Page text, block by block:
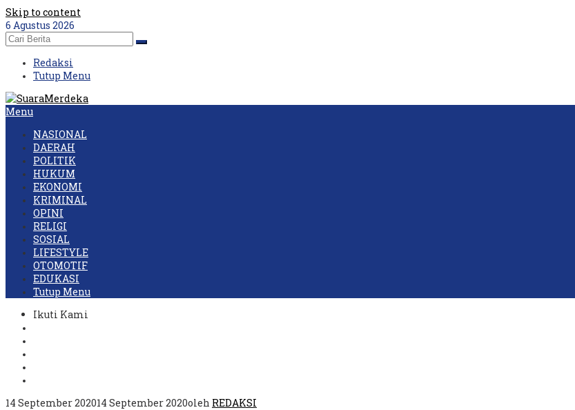
Skip to content
6 Agustus 2026
Redaksi
Tutup Menu
Menu
NASIONAL
DAERAH
POLITIK
HUKUM
EKONOMI
KRIMINAL
OPINI
RELIGI
SOSIAL
LIFESTYLE
OTOMOTIF
EDUKASI
Tutup Menu
Ikuti Kami
14 September 202014 September 2020oleh REDAKSI